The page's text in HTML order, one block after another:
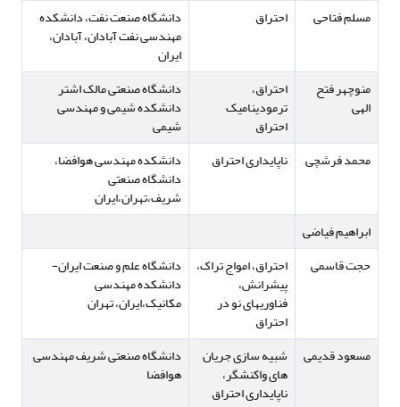
مسلم فتاحی
احتراق دانشگاه صنعت نفت، دانشکده
مهندسی نفت آبادان، آبادان،
ایران
منوچهر فتح
الهی
احتراق،
ترمودینامیک
احتراق
دانشگاه صنعتی مالک اشتر
دانشکده شیمی و مهندسی
شیمی
محمد فرشچی
ناپایداری احتراق دانشکده مهندسی هوافضا،
دانشگاه صنعتی
شریف،تهران،ایران
ابراهیم فیاضی
حجت قاسمی
احتراق، امواج تراک،
پیشرانش،
فناوریهای نو در
احتراق
دانشگاه علم و صنعت ایران-
دانشکده مهندسی
مکانیک،ایران، تهران
مسعود قدیمی شبیه سازی جریان
های واکنشگر،
ناپایداری احتراق
دانشگاه صنعتی شریف مهندسی
هوافضا